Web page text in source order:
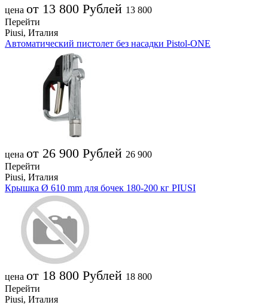
цена от 13 800 Рублей 13 800
Перейти
Piusi, Италия
Автоматический пистолет без насадки Pistol-ONE
цена от 26 900 Рублей 26 900
Перейти
Piusi, Италия
Крышка Ø 610 mm для бочек 180-200 кг PIUSI
цена от 18 800 Рублей 18 800
Перейти
Piusi, Италия